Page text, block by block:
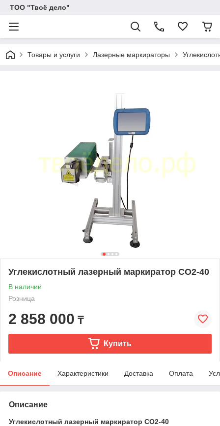
ТОО "Твоё дело"
Товары и услуги Лазерные маркираторы
Углекислотный лазерный маркиратор CO2-40
В наличии
Розница
2 858 000 ₸
Купить
Описание Характеристики Доставка Оплата
Описание
Углекислотный лазерный маркиратор CO2-40